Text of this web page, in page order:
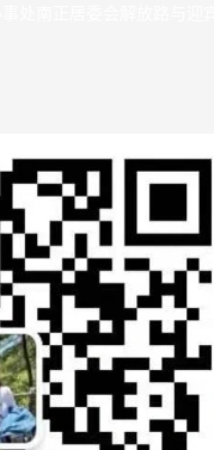
处南正居委会解放路与迎